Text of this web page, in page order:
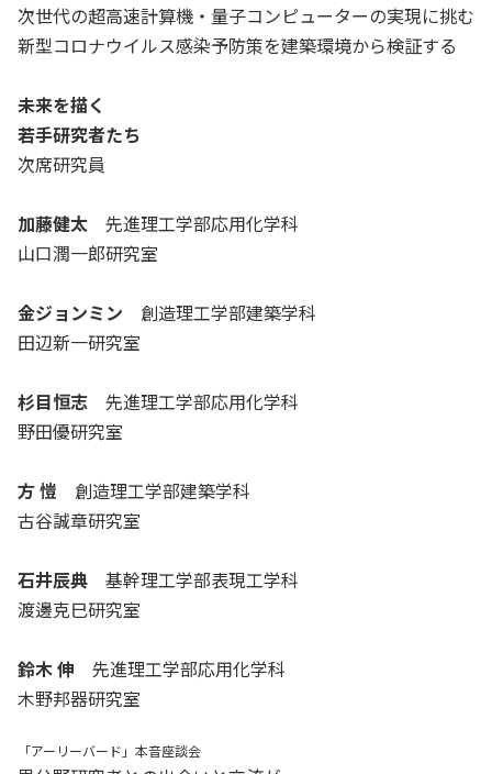
次世代の超高速計算機・量子コンピューターの実現に挑む
新型コロナウイルス感染予防策を建築環境から検証する
未来を描く
若手研究者たち
次席研究員
加藤健太 先進理工学部応用化学科
山口潤一郎研究室
金ジョンミン 創造理工学部建築学科
田辺新一研究室
杉目恒志 先進理工学部応用化学科
野田優研究室
方 愷 創造理工学部建築学科
古谷誠章研究室
石井辰典 基幹理工学部表現工学科
渡邊克巳研究室
鈴木 伸
先進理工学部応用化学科
木野邦器研究室
「アーリーバード」本音座談会